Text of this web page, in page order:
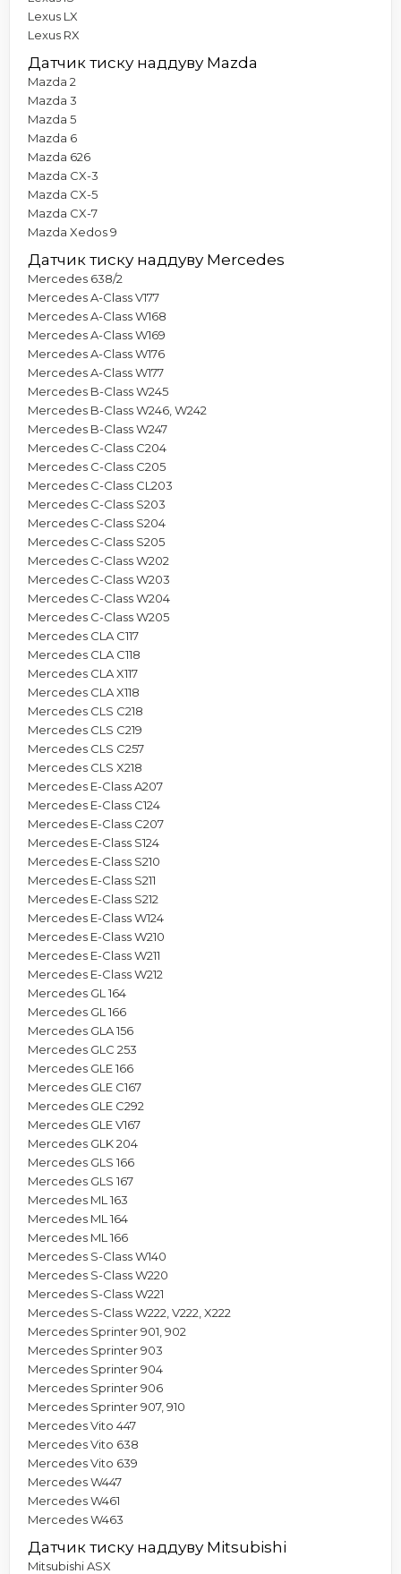
Lexus LX
Lexus RX
Датчик тиску наддуву Mazda
Mazda 2
Mazda 3
Mazda 5
Mazda 6
Mazda 626
Mazda CX-3
Mazda CX-5
Mazda CX-7
Mazda Xedos 9
Датчик тиску наддуву Mercedes
Mercedes 638/2
Mercedes A-Class V177
Mercedes A-Class W168
Mercedes A-Class W169
Mercedes A-Class W176
Mercedes A-Class W177
Mercedes B-Class W245
Mercedes B-Class W246, W242
Mercedes B-Class W247
Mercedes C-Class C204
Mercedes C-Class C205
Mercedes C-Class CL203
Mercedes C-Class S203
Mercedes C-Class S204
Mercedes C-Class S205
Mercedes C-Class W202
Mercedes C-Class W203
Mercedes C-Class W204
Mercedes C-Class W205
Mercedes CLA C117
Mercedes CLA C118
Mercedes CLA X117
Mercedes CLA X118
Mercedes CLS C218
Mercedes CLS C219
Mercedes CLS C257
Mercedes CLS X218
Mercedes E-Class A207
Mercedes E-Class C124
Mercedes E-Class C207
Mercedes E-Class S124
Mercedes E-Class S210
Mercedes E-Class S211
Mercedes E-Class S212
Mercedes E-Class W124
Mercedes E-Class W210
Mercedes E-Class W211
Mercedes E-Class W212
Mercedes GL 164
Mercedes GL 166
Mercedes GLA 156
Mercedes GLC 253
Mercedes GLE 166
Mercedes GLE C167
Mercedes GLE C292
Mercedes GLE V167
Mercedes GLK 204
Mercedes GLS 166
Mercedes GLS 167
Mercedes ML 163
Mercedes ML 164
Mercedes ML 166
Mercedes S-Class W140
Mercedes S-Class W220
Mercedes S-Class W221
Mercedes S-Class W222, V222, X222
Mercedes Sprinter 901, 902
Mercedes Sprinter 903
Mercedes Sprinter 904
Mercedes Sprinter 906
Mercedes Sprinter 907, 910
Mercedes Vito 447
Mercedes Vito 638
Mercedes Vito 639
Mercedes W447
Mercedes W461
Mercedes W463
Датчик тиску наддуву Mitsubishi
Mitsubishi ASX